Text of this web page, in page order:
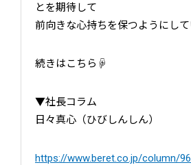
とを期待して
前向きな心持ちを保つようにして
続きはこちら☟
▼社長コラム
日々真心（ひびしんしん）
https://www.beret.co.jp/column/